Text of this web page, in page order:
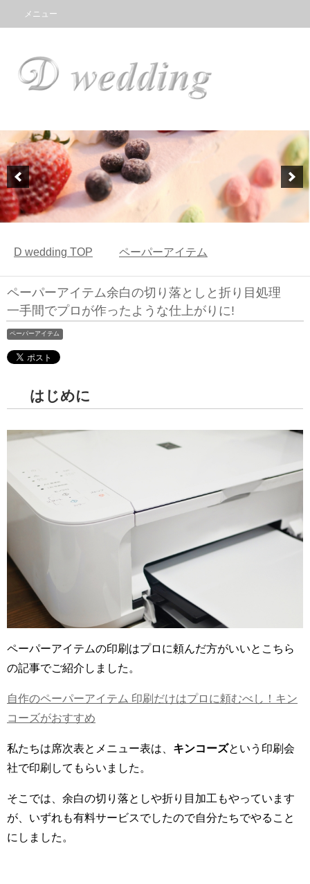
メニュー
D wedding TOP ペーパーアイテム
ペーパーアイテム余白の切り落としと折り目処理
一手間でプロが作ったような仕上がりに!
ペーパーアイテム
はじめに
ペーパーアイテムの印刷はプロに頼んだ方がいいとこちら
の記事でご紹介しました。
自作のペーパーアイテム 印刷だけはプロに頼むべし！キン
コーズがおすすめ
私たちは席次表とメニュー表は、 キンコーズという印刷会
社で印刷してもらいました。
そこでは、余白の切り落としや折り目加工もやっています
が、いずれも有料サービスでしたので自分たちでやること
にしました。